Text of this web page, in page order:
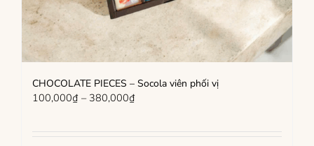
CHOCOLATE PIECES – Socola viên phối vị
100,000₫ – 380,000₫Khoảng
100,000₫